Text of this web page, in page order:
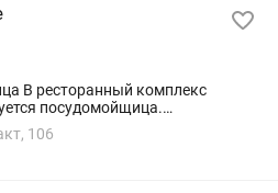
посудомойщица.
и кухонной посуды; •
и в моечной зоне; •...
106